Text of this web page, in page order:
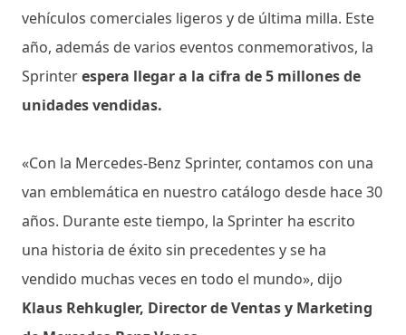
vehículos comerciales ligeros y de última milla. Este
año, además de varios eventos conmemorativos, la
Sprinterespera llegar a la cifra de 5 millones de
unidades vendidas.
«Con la Mercedes-Benz Sprinter, contamos con una
van emblemática en nuestro catálogo desde hace 30
años. Durante este tiempo, la Sprinter ha escrito
una historia de éxito sin precedentes y se ha
vendido muchas veces en todo el mundo», dijo
Klaus Rehkugler, Director de Ventas y Marketing